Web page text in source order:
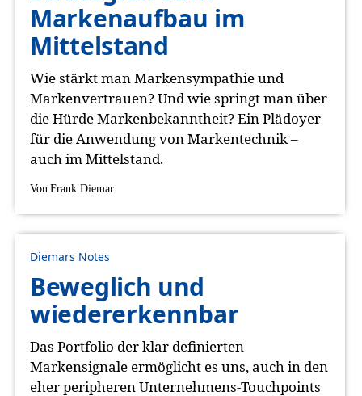
Markenaufbau im
Mittelstand
Wie stärkt man Markensympathie und
Markenvertrauen? Und wie springt man über
die Hürde Markenbekanntheit? Ein Plädoyer
für die Anwendung von Markentechnik –
auch im Mittelstand.
Von Frank Diemar
Diemars Notes
Beweglich und
wiedererkennbar
Das Portfolio der klar definierten
Markensignale ermöglicht es uns, auch in den
eher peripheren Unternehmens-Touchpoints